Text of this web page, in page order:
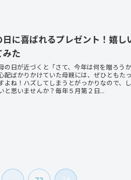
日に喜ばれるプレゼント！嬉し
みた
の日が近づくと「さて、今年は何を贈ろう
配ばかりかけていた母親には、ぜひともた
よね！ハズしてしまうとがっかりなので、
と思いませんか？毎年５月第２日...